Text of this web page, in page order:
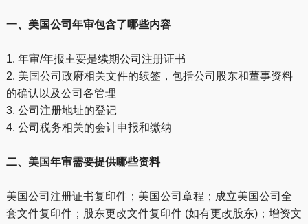
一、美国公司年审包含了哪些内容
1. 年审/年报主要是续期公司注册证书
2. 美国公司政府相关文件的续签，包括公司股东和董事资料
的确认以及公司各管理
3. 公司注册地址的登记
4. 公司税务相关的会计申报和缴纳
二、 美国年审需要提供哪些资料
美国公司注册证书复印件；美国公司章程；成立美国公司全
套文件复印件；股东更改文件复印件 (如有更改股东)；增资文